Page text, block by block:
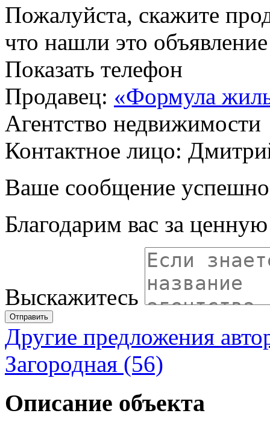
Пожалуйста, скажите
что нашли это
Показать телефон
Продавец: «Формула
Агентство недвижимости
Контактное лицо:
Ваше сообщение успешно
Благодарим вас за
Выскажитесь
Отправить
Другие предложения
Загородная (56)
Описание объекта